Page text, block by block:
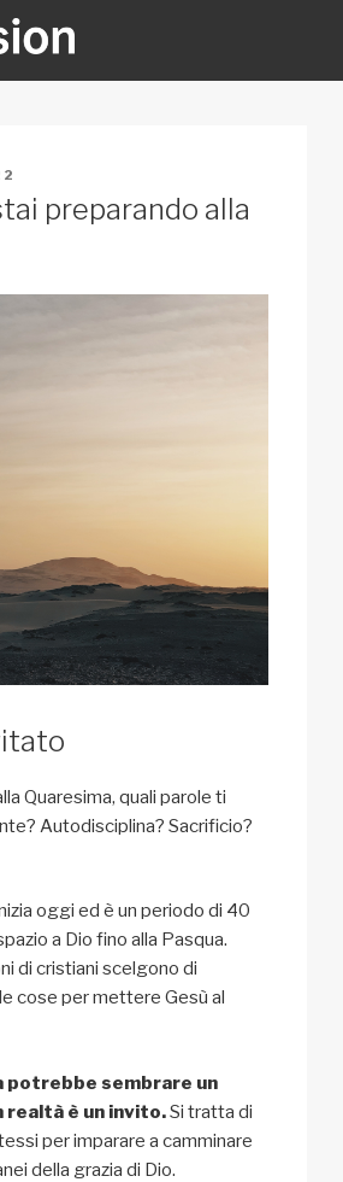
preparando alla
Quaresima, quali parole ti
Autodisciplina? Sacrificio?
oggi ed è un periodo di 40
a Dio fino alla Pasqua.
di cristiani scelgono di
cose per mettere Gesù al
potrebbe sembrare un
realtà è un invito.Si tratta di
per imparare a camminare
della grazia di Dio.